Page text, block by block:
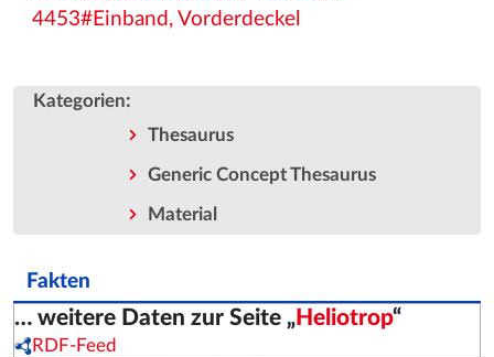
4453#Einband, Vorderdeckel
Kategorien:
Thesaurus
Generic Concept Thesaurus
Material
Fakten
… weitere Daten zur Seite „Heliotrop“
RDF-Feed